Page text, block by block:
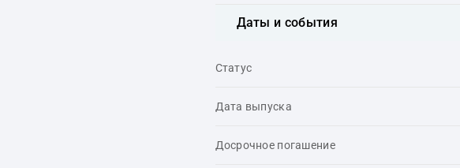
Даты и события
Статус
Дата выпуска
Досрочное погашение